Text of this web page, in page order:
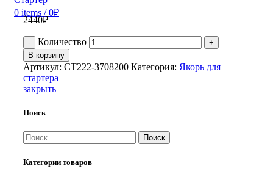
0 items / 0₽
2440₽
Количество
В корзину
Артикул: СТ222-3708200 Категория: Якорь для
стартера
закрыть
Поиск
Поиск
Категории товаров